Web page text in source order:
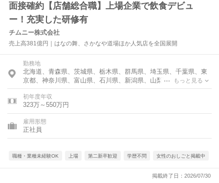
面接確約【店舗総合職】上場企業で飲食デビュ
ー！充実した研修有
チムニー株式会社
売上高381億円｜はなの舞、さかなや道場ほか人気店を全国展開
勤務地
北海道、青森県、茨城県、栃木県、群馬県、埼玉県、千葉県、東
京都、神奈川県、富山県、石川県、新潟県、山梨県、静岡県、愛
知県、三重県、滋賀県、京都府、大阪府、兵庫県、奈良県、和歌
山県、鳥取県、島根県、岡山県、広島県、山口県、徳島県、香川
県、愛媛県、高知県、福岡県、佐賀県、長崎県、大分県
もっと見る
初年度年収
323万～550万円
雇用形態
正社員
職種・業種未経験OK 上場 第二新卒歓迎 学歴不問 女性のおしごと掲載中
掲載終了日：2026/07/30